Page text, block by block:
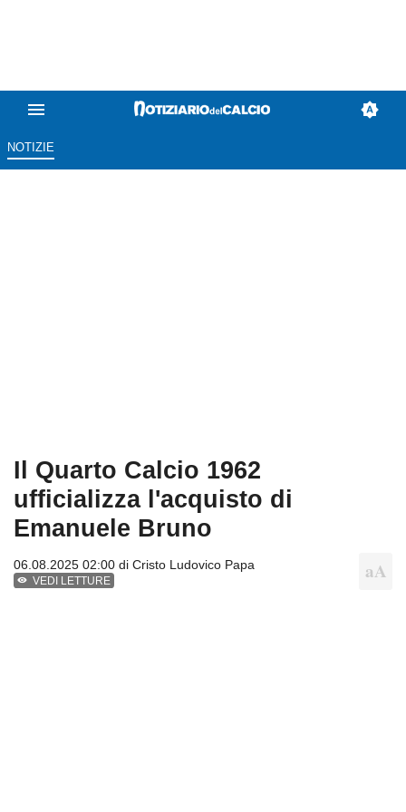
NOTIZIE
Il Quarto Calcio 1962
ufficializza l'acquisto di
Emanuele Bruno
06.08.2025 02:00 di Cristo Ludovico Papa
VEDI LETTURE